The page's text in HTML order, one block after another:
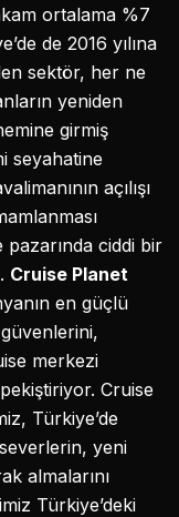
ortalama %7
de 2016 yılına
sektör, her ne
yeniden
girmiş
seyahatine
açılışı
pazarında ciddi bir
Cruise Planet
en güçlü
merkezi
Cruise
Türkiye’de
yeni
almalarını
Türkiye’deki